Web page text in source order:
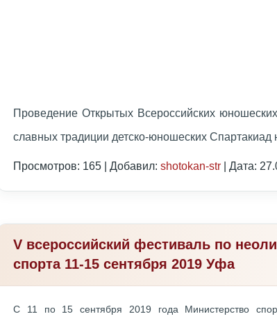
Проведение Открытых Всероссийских
славных традиции детско-юношеских
Просмотров: 165 | Добавил: shotokan-str | Дата:
V всероссийский фестиваль по
спорта 11-15 сентября 2019 Уфа
С 11 по 15 сентября 2019 года Министерство